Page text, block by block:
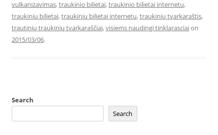
vulkanizavimas,traukinio bilietai,traukinio bilietai internetu,
traukiniu bilietai,traukiniu bilietai internetu,traukinių tvarkaraštis,
trautinių traukinių tvarkaraščiai,visiems naudingi tinklarasciaion
2015/03/06.
Search
Search